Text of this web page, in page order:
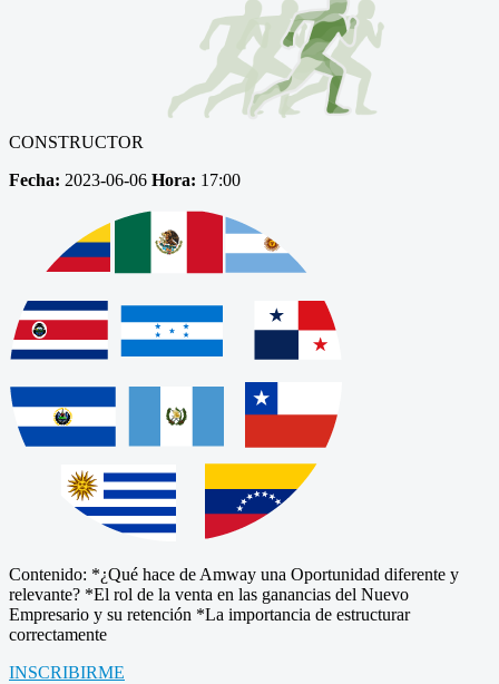
CONSTRUCTOR
Fecha: 2023-06-06 Hora: 17:00
Contenido: *¿Qué hace de Amway una Oportunidad diferente y
relevante? *El rol de la venta en las ganancias del Nuevo
Empresario y su retención *La importancia de estructurar
correctamente
INSCRIBIRME